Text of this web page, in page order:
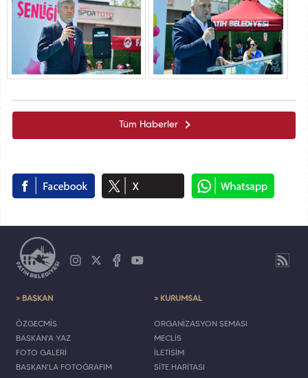
Tüm Haberler
> BAŞKAN
ÖZGEÇMİŞ
BAŞKAN'A YAZ
FOTO GALERİ
BAŞKAN'LA FOTOĞRAFIM
> KURUMSAL
ORGANİZASYON ŞEMASI
MECLİS
İLETİŞİM
SİTE HARİTASI